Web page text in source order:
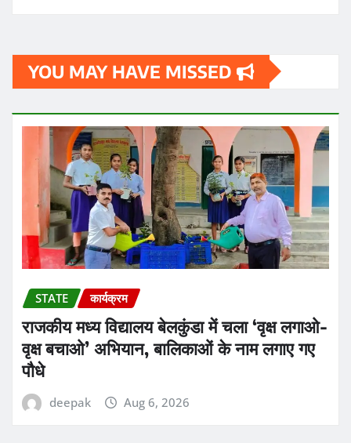
YOU MAY HAVE MISSED
STATE कार्यक्रम
राजकीय मध्य विद्यालय बेलकुंडा में चला ‘वृक्ष लगाओ-
वृक्ष बचाओ’ अभियान, बालिकाओं के नाम लगाए गए
पौधे
deepak Aug 6, 2026